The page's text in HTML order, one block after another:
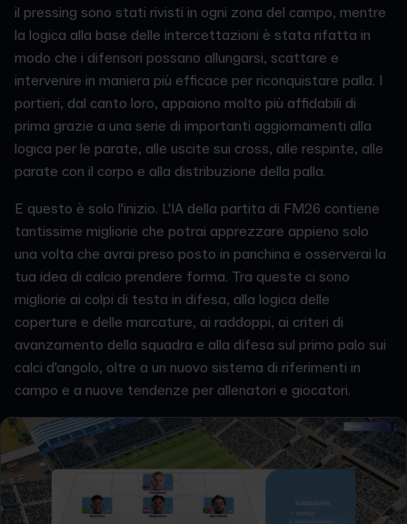
il pressing sono stati rivisti in ogni zona del campo, mentre
la logica alla base delle intercettazioni è stata rifatta in
modo che i difensori possano allungarsi, scattare e
intervenire in maniera più efficace per riconquistare palla. I
portieri, dal canto loro, appaiono molto più affidabili di
prima grazie a una serie di importanti aggiornamenti alla
logica per le parate, alle uscite sui cross, alle respinte, alle
parate con il corpo e alla distribuzione della palla.
E questo è solo l'inizio. L'IA della partita di FM26 contiene
tantissime migliorie che potrai apprezzare appieno solo
una volta che avrai preso posto in panchina e osserverai la
tua idea di calcio prendere forma. Tra queste ci sono
migliorie ai colpi di testa in difesa, alla logica delle
coperture e delle marcature, ai raddoppi, ai criteri di
avanzamento della squadra e alla difesa sul primo palo sui
calci d'angolo, oltre a un nuovo sistema di riferimenti in
campo e a nuove tendenze per allenatori e giocatori.